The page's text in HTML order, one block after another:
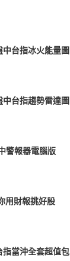
中台指冰火能量圖
中台指趨勢雷達圖
警報器電腦版
用財報挑好股
指當沖全套超值包